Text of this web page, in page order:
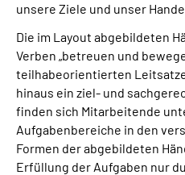
unsere Ziele und unser
Die im Layout abgebildeten
Verben „betreuen und
teilhabeorientierten
hinaus ein ziel- und
finden sich Mitarbeitende
Aufgabenbereiche in den
Formen der abgebildeten
Erfüllung der Aufgaben nur